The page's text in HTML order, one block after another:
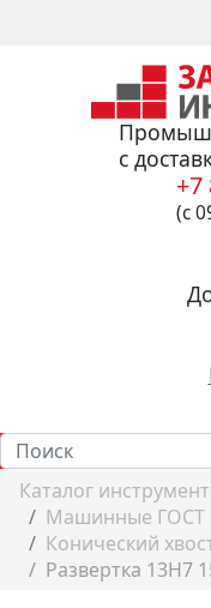
с
+7
(с
Каталог
Машинные ГОСТ
Конический
Развертка